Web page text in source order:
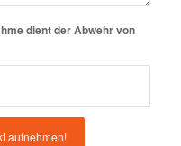
dient der Abwehr von